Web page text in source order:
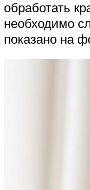
обработать
необходимо
показано на